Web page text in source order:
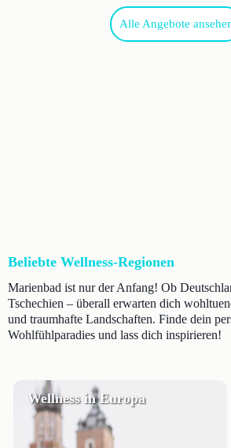
Alle Angebote
Beliebte Wellness-Regionen
Marienbad ist nur der Anfang! Ob
Tschechien – überall erwarten dich
und traumhafte Landschaften. Finde dein
Wohlfühlparadies und lass dich inspirieren!
Wellness in Europa